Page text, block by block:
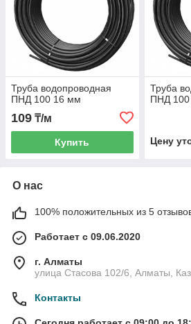
Труба водопроводная
ПНД 100 16 мм
109 ₸/м
Купить
Труба
ПНД
Цену
О нас
100% положительных из 5
Работает с 09.06.2020
г. Алматы
улица Стасова 102/6, Алматы,
Контакты